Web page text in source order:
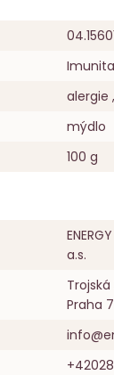
Imunita
alergie
mýdlo
100 g
a.s.
Trojská
Praha 7